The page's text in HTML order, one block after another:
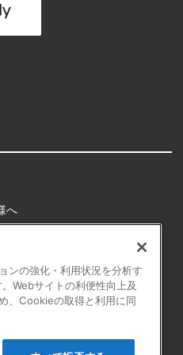
へ
ンの強化・利用状況を分析す
Webサイトの利便性向上及
、Cookieの取得と利用に同